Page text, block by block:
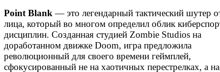
Point Blank — это легендарный тактический шутер
лица, который во многом определил облик
дисциплин. Созданная студией Zombie Studios на
доработанном движке Doom, игра предложила
революционный для своего времени геймплей,
сфокусированный не на хаотичных перестрелках, а на